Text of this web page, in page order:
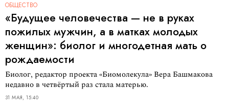
ОБЩЕСТВО
«Будущее человечества — не в руках
пожилых мужчин, а в матках молодых
женщин»: биолог и многодетная мать о
рождаемости
Биолог, редактор проекта «Биомолекула» Вера Башмакова
недавно в четвёртый раз стала матерью.
31 МАЯ, 15:40